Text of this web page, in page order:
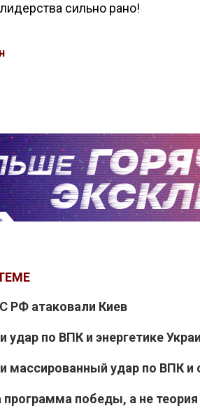
сильно рано!
РФ атаковали Киев
удар по ВПК и энергетике
массированный удар по ВПК и
программа победы, а не